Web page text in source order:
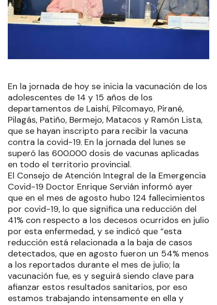
En la jornada de hoy se inicia la vacunación de los
adolescentes de 14 y 15 años de los
departamentos de Laishí, Pilcomayo, Pirané,
Pilagás, Patiño, Bermejo, Matacos y Ramón Lista,
que se hayan inscripto para recibir la vacuna
contra la covid-19. En la jornada del lunes se
superó las 600.000 dosis de vacunas aplicadas
en todo el territorio provincial.
El Consejo de Atención Integral de la Emergencia
Covid-19 Doctor Enrique Servián informó ayer
que en el mes de agosto hubo 124 fallecimientos
por covid-19, lo que significa una reducción del
41% con respecto a los decesos ocurridos en julio
por esta enfermedad, y se indicó que “esta
reducción está relacionada a la baja de casos
detectados, que en agosto fueron un 54% menos
a los reportados durante el mes de julio; la
vacunación fue, es y seguirá siendo clave para
afianzar estos resultados sanitarios, por eso
estamos trabajando intensamente en ella y